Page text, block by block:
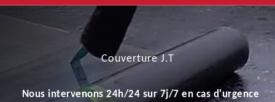
Couverture J.T
Nous intervenons 24h/24 sur 7j/7 en cas d'urgence